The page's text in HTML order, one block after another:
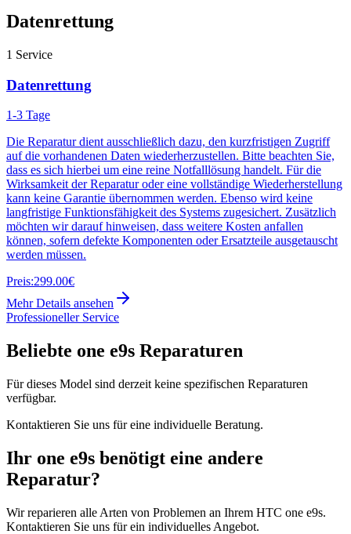
Datenrettung
1 Service
Datenrettung
1-3 Tage
Die Reparatur dient ausschließlich dazu, den kurzfristigen Zugriff
auf die vorhandenen Daten wiederherzustellen. Bitte beachten Sie,
dass es sich hierbei um eine reine Notfalllösung handelt. Für die
Wirksamkeit der Reparatur oder eine vollständige Wiederherstellung
kann keine Garantie übernommen werden. Ebenso wird keine
langfristige Funktionsfähigkeit des Systems zugesichert. Zusätzlich
möchten wir darauf hinweisen, dass weitere Kosten anfallen
können, sofern defekte Komponenten oder Ersatzteile ausgetauscht
werden müssen.
Preis:299.00€
Mehr Details ansehen
Professioneller Service
Beliebte one e9s Reparaturen
Für dieses Model sind derzeit keine spezifischen Reparaturen
verfügbar.
Kontaktieren Sie uns für eine individuelle Beratung.
Ihr one e9s benötigt eine andere
Reparatur?
Wir reparieren alle Arten von Problemen an Ihrem HTC one e9s.
Kontaktieren Sie uns für ein individuelles Angebot.